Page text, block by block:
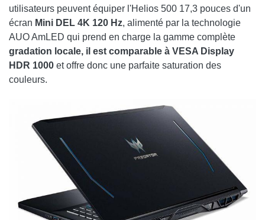
utilisateurs peuvent équiper l'Helios 500 17,3 pouces d'un
écran Mini DEL 4K 120 Hz, alimenté par la technologie
AUO AmLED qui prend en charge la gamme complète
gradation locale, il est comparable à VESA Display
HDR 1000 et offre donc une parfaite saturation des
couleurs.